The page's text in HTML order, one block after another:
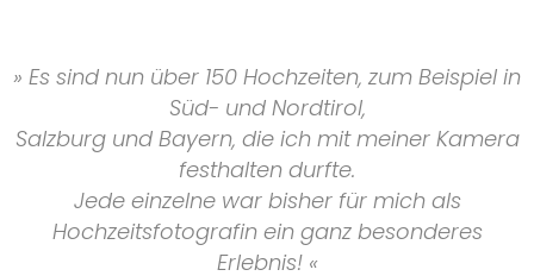
» Es sind nun über 150 Hochzeiten, zum Beispiel in
Süd- und Nordtirol,
Salzburg und Bayern, die ich mit meiner Kamera
festhalten durfte.
Jede einzelne war bisher für mich als
Hochzeitsfotografin ein ganz besonderes
Erlebnis! «